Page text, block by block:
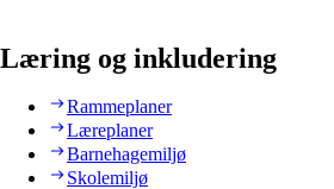
Læring og inkludering
Rammeplaner
Læreplaner
Barnehagemiljø
Skolemiljø